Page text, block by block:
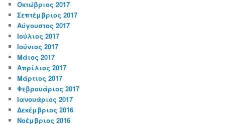
Οκτώβριος 2017
Σεπτέμβριος 2017
Αύγουστος 2017
Ιούλιος 2017
Ιούνιος 2017
Μάιος 2017
Απρίλιος 2017
Μάρτιος 2017
Φεβρουάριος 2017
Ιανουάριος 2017
Δεκέμβριος 2016
Νοέμβριος 2016